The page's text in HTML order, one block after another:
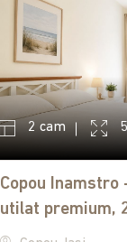
2 cam
Copou
utilat premium,